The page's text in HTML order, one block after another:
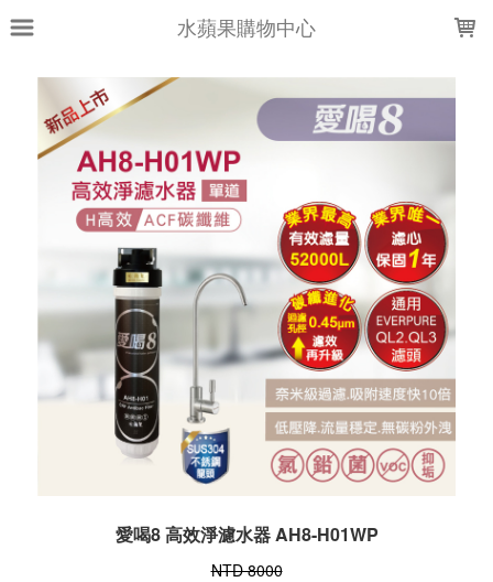
水蘋果購物中心
愛喝8 高效淨濾水器 AH8-H01WP
NTD 8000